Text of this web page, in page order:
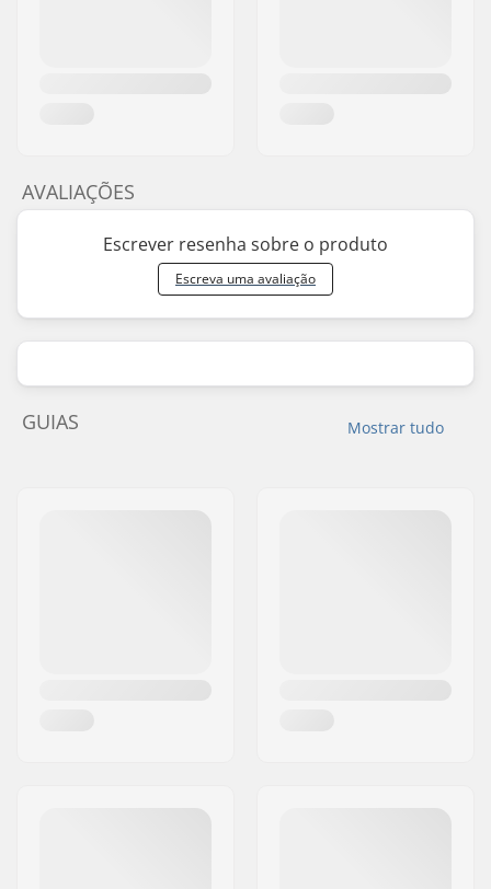
AVALIAÇÕES
Escrever resenha sobre o produto
Escreva uma avaliação
Mostrar tudo
GUIAS